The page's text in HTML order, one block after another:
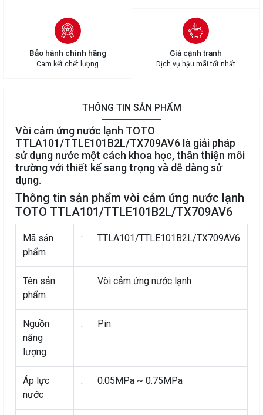
Bảo hành chính hãng
Cam kết chết lượng
Giá cạnh tranh
Dịch vụ hậu mãi tốt nhất
THÔNG TIN SẢN PHẨM
Vòi cảm ứng nước lạnh TOTO
TTLA101/TTLE101B2L/TX709AV6 là giải pháp
sử dụng nước một cách khoa học, thân thiện môi
trường với thiết kế sang trọng và dễ dàng sử
dụng.
Thông tin sản phẩm vòi cảm ứng nước lạnh
TOTO TTLA101/TTLE101B2L/TX709AV6
Mã sản
phẩm
: TTLA101/TTLE101B2L/TX709AV6
Tên sản
phẩm
: Vòi cảm ứng nước lạnh
Nguồn
năng
lượng
: Pin
Áp lực
nước
: 0.05MPa ~ 0.75MPa